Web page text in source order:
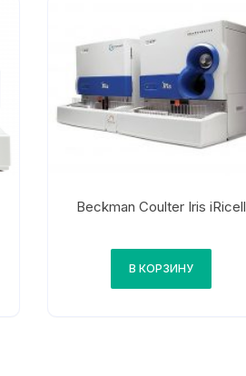
Beckman Coulter Iris iRicell
В КОРЗИНУ